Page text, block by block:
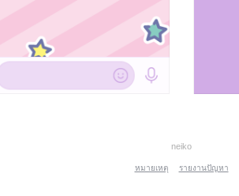
neiko
หมายเหตุ รายงานปัญหา